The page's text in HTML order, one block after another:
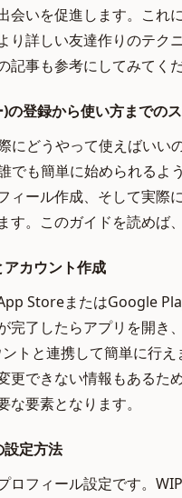
会いを促進します。これ
詳しい友達作りのテク
記事も参考にしてみてくだ
登録から使い方までの
にどうやって使えばい
でも簡単に始められるよ
ィール作成、そして実際
。このガイドを読めば
カウント作成
StoreまたはGoogle
完了したらアプリを開き
トと連携して簡単に行
更できない情報もあるた
要素となります。
設定方法
ロフィール設定です。